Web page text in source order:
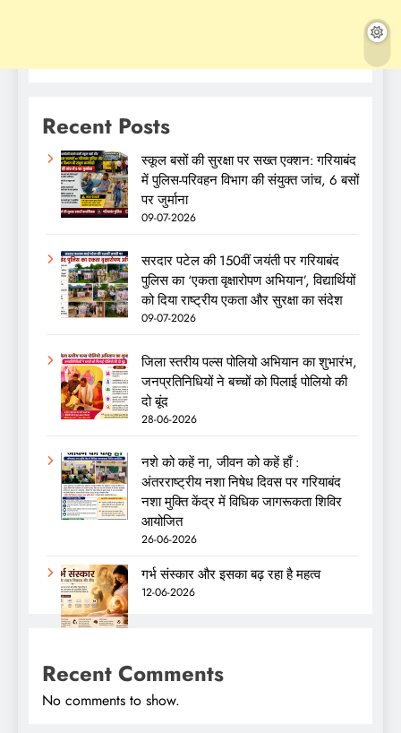
Recent Posts
स्कूल बसों की सुरक्षा पर सख्त एक्शन: गरियाबंद
में पुलिस-परिवहन विभाग की संयुक्त जांच, 6 बसों
पर जुर्माना
09-07-2026
सरदार पटेल की 150वीं जयंती पर गरियाबंद
पुलिस का ‘एकता वृक्षारोपण अभियान’, विद्यार्थियों
को दिया राष्ट्रीय एकता और सुरक्षा का संदेश
09-07-2026
जिला स्तरीय पल्स पोलियो अभियान का शुभारंभ,
जनप्रतिनिधियों ने बच्चों को पिलाई पोलियो की
दो बूंद
28-06-2026
नशे को कहें ना, जीवन को कहें हाँ :
अंतरराष्ट्रीय नशा निषेध दिवस पर गरियाबंद
नशा मुक्ति केंद्र में विधिक जागरूकता शिविर
आयोजित
26-06-2026
गर्भ संस्कार और इसका बढ़ रहा है महत्व
12-06-2026
Recent Comments
No comments to show.